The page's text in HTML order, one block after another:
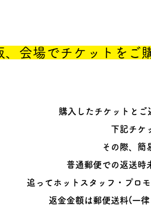
、会場でチケットをご
購入したチケットと
下記チケ
その際、簡
普通郵便での返送時
追ってホットスタッフ・プロ
返金金額は郵便送料(一